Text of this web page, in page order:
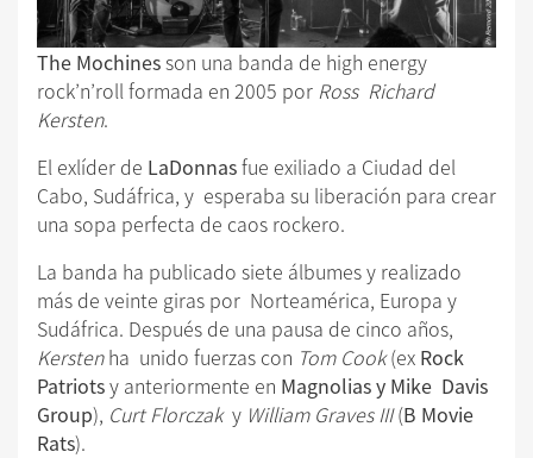
The Mochinesson una banda de high energy
rock’n’roll formada en 2005 por Ross Richard
Kersten.
El exlíder de LaDonnasfue exiliado a Ciudad del
Cabo, Sudáfrica, y esperaba su liberación para crear
una sopa perfecta de caos rockero.
La banda ha publicado siete álbumes y realizado
más de veinte giras por Norteamérica, Europa y
Sudáfrica. Después de una pausa de cinco años,
Kerstenha unido fuerzas con Tom Cook(ex Rock
Patriotsy anteriormente en Magnolias y Mike Davis
Group), Curt Florczak y William Graves III(B Movie
Rats).